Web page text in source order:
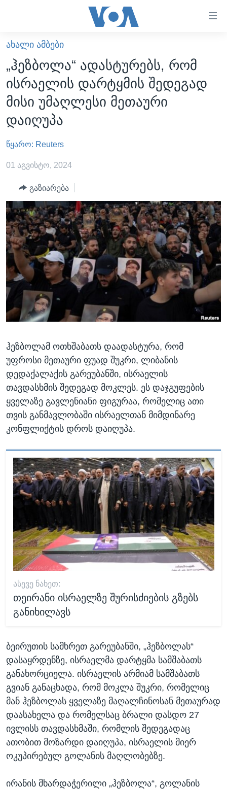
ხელმისაწვდომობისთვის
გადადით
მთავარზე
გადადით
მთავარ
ნავიგაციაზე
გადადით
ძიებაზე
ᲐᲮᲐᲚᲘ ᲐᲛᲑᲔᲑᲘ
ᲡᲐᲥᲐᲠᲗᲕᲔᲚᲝ
ᲐᲨᲨ
ᲐᲨᲨ-ᲘᲡ ᲐᲠᲩᲔᲕᲜᲔᲑᲘ 2024
ᲛᲡᲝᲤᲚᲘᲝ
ᲕᲘᲓᲔᲝᲔᲑᲘ
ᲒᲐᲓᲐᲪᲔᲛᲔᲑᲘ
ᲕᲐᲨᲘᲜᲒᲢᲝᲜᲘ ᲓᲦᲔᲡ
ᲮᲔᲓᲕᲐ ᲕᲐᲨᲘᲜᲒᲢᲝᲜᲘᲓᲐᲜ
ᲡᲢᲣᲓᲘᲐ ᲕᲐᲨᲘᲜᲒᲢᲝᲜᲘ
ᲡᲮᲕᲐ ᲡᲘᲐᲮᲚᲔᲔᲑᲘ
ᲞᲝᲚᲘᲢᲘᲙᲐ
ᲔᲙᲝᲜᲝᲛᲘᲙᲐ
ᲯᲐᲜᲛᲠᲗᲔᲚᲝᲑᲐ
ᲛᲔᲪᲜᲘᲔᲠᲔᲑᲐ
ᲘᲜᲢᲔᲠᲕᲘᲣ
ᲙᲣᲚᲢᲣᲠᲐ
ᲓᲔᲖᲘᲜᲤᲝᲠᲛᲐᲪᲘᲐ
ᲠᲣᲡᲔᲗᲘᲡ ᲨᲔᲭᲠᲐ ᲣᲙᲠᲐᲘᲜᲐᲨᲘ
Learning English
ᲗᲕᲐᲚᲘ ᲒᲕᲐᲓᲔᲕᲜᲔᲗ
ენები
ᲐᲮᲐᲚᲘ ᲐᲛᲑᲔᲑᲘ
„ჰეზბოლა“ ადასტურებს, რომ
ისრაელის დარტყმის შედეგად
მისი უმაღლესი მეთაური
დაიღუპა
წყარო: Reuters
01 აგვისტო, 2024
გაზიარება
ჰეზბოლამ ოთხშაბათს დაადასტურა, რომ
უფროსი მეთაური ფუად შუკრი, ლიბანის
დედაქალაქის გარეუბანში, ისრაელის
თავდასხმის შედეგად მოკლეს. ეს დაჯგუფების
ყველაზე გავლენიანი ფიგურაა, რომელიც ათი
თვის განმავლობაში ისრაელთან მიმდინარე
კონფლიქტის დროს დაიღუპა.
ᲐᲡᲔᲕᲔ ᲜᲐᲮᲔᲗ:
თეირანი ისრაელზე შურისძიების გზებს
განიხილავს
ბეირუთის სამხრეთ გარეუბანში, „ჰეზბოლას“
დასაყრდენზე, ისრაელმა დარტყმა სამშაბათს
განახორციელა. ისრაელის არმიამ სამშაბათს
გვიან განაცხადა, რომ მოკლა შუკრი, რომელიც
მან ჰეზბოლას ყველაზე მაღალჩინოსან მეთაურად
დაასახელა და რომელსაც ბრალი დასდო 27
ივლისს თავდასხმაში, რომლის შედეგადაც
ათობით მოზარდი დაიღუპა, ისრაელის მიერ
ოკუპირებულ გოლანის მაღლობებზე.
ირანის მხარდაჭერილი „ჰეზბოლა“, გოლანის